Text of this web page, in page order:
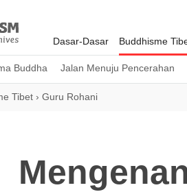
Dasar-Dasar Buddhisme
Buddha Jalan Menuju Pencerahan
Tibet › Guru Rohani